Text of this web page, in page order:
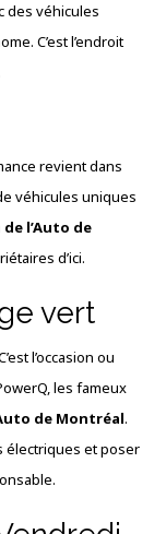
des véhicules
C’est l’endroit
revient dans
véhicules uniques
de l’Auto de
d’ici.
vert
l’occasion ou
les fameux
de Montréal.
électriques et poser